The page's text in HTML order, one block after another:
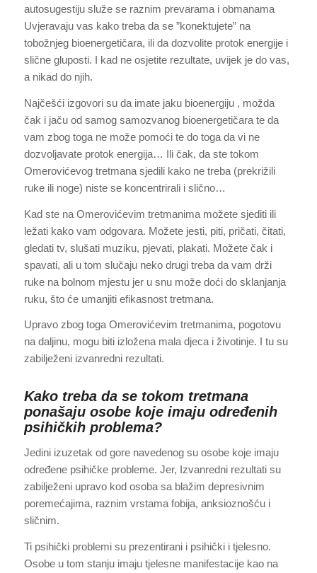
autosugestiju služe se raznim prevarama i obmanama
Uvjeravaju vas kako treba da se ”konektujete” na
tobožnjeg bioenergetičara, ili da dozvolite protok energije i
slične gluposti. I kad ne osjetite rezultate, uvijek je do vas,
a nikad do njih.
Najčešći izgovori su da imate jaku bioenergiju , možda
čak i jaču od samog samozvanog bioenergetičara te da
vam zbog toga ne može pomoći te do toga da vi ne
dozvoljavate protok energija… Ili čak, da ste tokom
Omerovićevog tretmana sjedili kako ne treba (prekrižili
ruke ili noge) niste se koncentrirali i slično…
Kad ste na Omerovićevim tretmanima možete sjediti ili
ležati kako vam odgovara. Možete jesti, piti, pričati, čitati,
gledati tv, slušati muziku, pjevati, plakati. Možete čak i
spavati, ali u tom slučaju neko drugi treba da vam drži
ruke na bolnom mjestu jer u snu može doći do sklanjanja
ruku, što će umanjiti efikasnost tretmana.
Upravo zbog toga Omerovićevim tretmanima, pogotovu
na daljinu, mogu biti izložena mala djeca i životinje. I tu su
zabilježeni izvanredni rezultati.
Kako treba da se tokom tretmana
ponašaju osobe koje imaju određenih
psihičkih problema?
Jedini izuzetak od gore navedenog su osobe koje imaju
određene psihičke probleme. Jer, Izvanredni rezultati su
zabilježeni upravo kod osoba sa blažim depresivnim
poremećajima, raznim vrstama fobija, anksioznošću i
sličnim.
Ti psihički problemi su prezentirani i psihički i tjelesno.
Osobe u tom stanju imaju tjelesne manifestacije kao na